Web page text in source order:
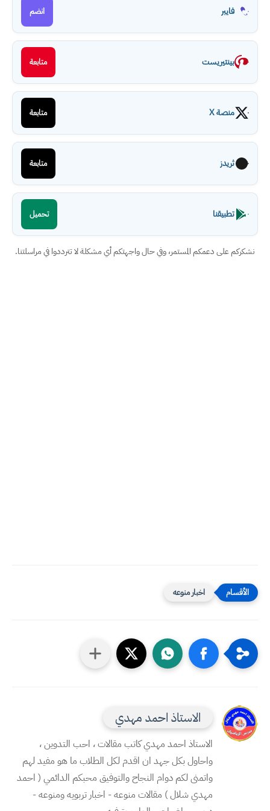
فايبر انضم
بينتيريست متابعة
منصة X متابعة
ثريدز متابعة
تطبيقنا تحميل
نشكركم على دعمكم المستمر، وفي حال واجهتكم أي مشكلة لا تترددوا في مراسلتنا.
اخبار منوعه
الاستاذ احمد مهدي
الاستاذ احمد مهدي كاتب مقالات ، احب التدوين ،
واحاول بكل جهد ان اقدم لكل الطلاب ما هو مفيد لهم
واتمنى لكم دوام النجاح والتوفيق محبكم الدائمي ( احمد
مهدي شلال ) مقالات منوعه - اخبار تربويه ومنوعه -